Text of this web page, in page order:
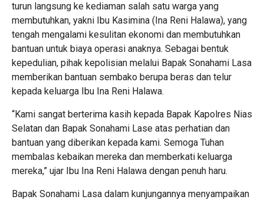
turun langsung ke kediaman salah satu warga yang
membutuhkan, yakni Ibu Kasimina (Ina Reni Halawa), yang
tengah mengalami kesulitan ekonomi dan membutuhkan
bantuan untuk biaya operasi anaknya. Sebagai bentuk
kepedulian, pihak kepolisian melalui Bapak Sonahami Lasa
memberikan bantuan sembako berupa beras dan telur
kepada keluarga Ibu Ina Reni Halawa.
“Kami sangat berterima kasih kepada Bapak Kapolres Nias
Selatan dan Bapak Sonahami Lase atas perhatian dan
bantuan yang diberikan kepada kami. Semoga Tuhan
membalas kebaikan mereka dan memberkati keluarga
mereka,” ujar Ibu Ina Reni Halawa dengan penuh haru.
Bapak Sonahami Lasa dalam kunjungannya menyampaikan